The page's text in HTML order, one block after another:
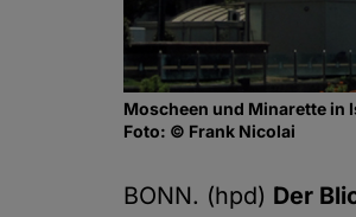
Moscheen und Minarette in
Foto: © Frank Nicolai
BONN. (hpd) Der